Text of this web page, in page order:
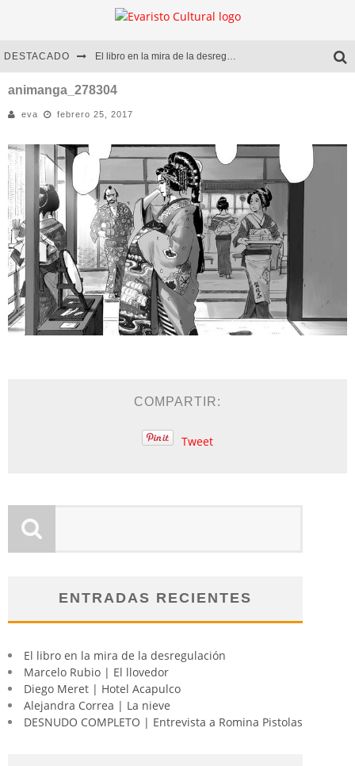
DESTACADO El libro en la mira de la desregulación
Marcelo Rubio | El llovedor
Diego Meret | Hotel Acapulco
Alejandra Correa | La nieve
animanga_278304
eva febrero 25, 2017
COMPARTIR:
Tweet
ENTRADAS RECIENTES
El libro en la mira de la desregulación
Marcelo Rubio | El llovedor
Diego Meret | Hotel Acapulco
Alejandra Correa | La nieve
DESNUDO COMPLETO | Entrevista a Romina Pistolas